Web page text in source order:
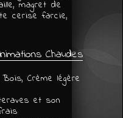
magret de
cerise farcie,
Chaudes
Crème légère
et son